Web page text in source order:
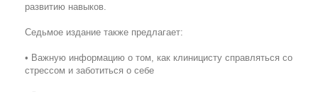
развитию навыков.
Седьмое издание также предлагает:
• Важную информацию о том, как клиницисту справляться со
стрессом и заботиться о себе